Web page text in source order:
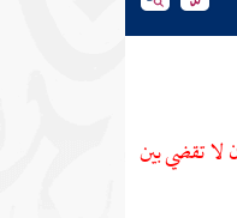
لا تقضي بين